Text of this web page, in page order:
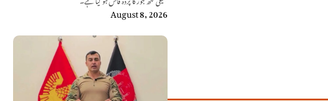
August 8, 2026